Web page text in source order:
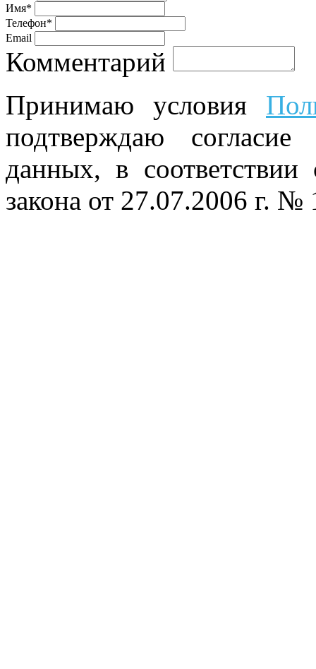
Имя*
Телефон*
Email
Комментарий
Принимаю условия
подтверждаю
данных, в
закона от 27.07.2006 г.